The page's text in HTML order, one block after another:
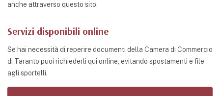
anche attraverso questo sito.
Servizi disponibili online
Se hai necessità di reperire documenti della Camera di Commercio
di Taranto puoi richiederli qui online, evitando spostamenti e file
agli sportelli.